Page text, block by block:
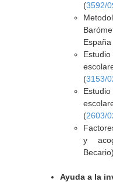
(3592/
España
(3153/
(2603/
y
Becario)
Ayuda a la